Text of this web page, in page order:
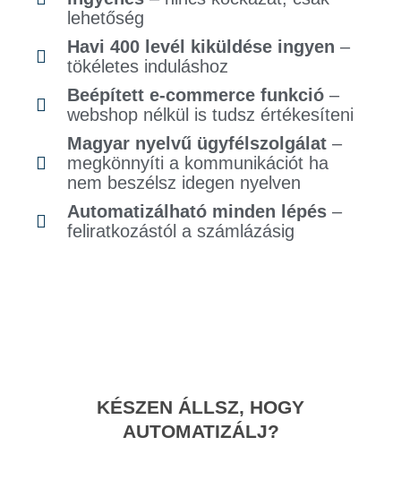
lehetőség
Havi 400 levél kiküldése ingyen –
tökéletes induláshoz
Beépített e-commerce funkció –
webshop nélkül is tudsz értékesíteni
Magyar nyelvű ügyfélszolgálat –
megkönnyíti a kommunikációt ha
nem beszélsz idegen nyelven
Automatizálható minden lépés –
feliratkozástól a számlázásig
KÉSZEN ÁLLSZ, HOGY
AUTOMATIZÁLJ?